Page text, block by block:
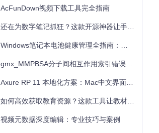
AcFunDown视频下载工具完全指南
视频元数据深度编辑：专业技巧与案例